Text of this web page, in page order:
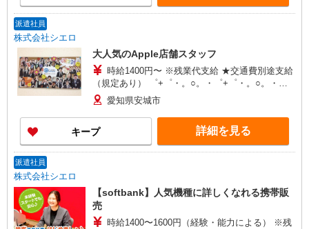
派遣社員
株式会社シエロ
大人気のApple店舗スタッフ
時給1400円〜 ※残業代支給 ★交通費別途支給
（規定あり） ゜+゜・。○。・゜+゜・。○。・゜
+゜ 入社祝い金10万円支給(規定有) お友達を紹介
頂くと, インセンティブ支給(規定有) ★月2回払
い・週払い可能（規程有）★ ゜・。○。・゜
+゜・。○。・゜+゜
愛知県安城市
キープ 詳細を見る
派遣社員
株式会社シエロ
【softbank】人気機種に詳しくなれる携帯販
売
時給1400〜1600円（経験・能力による） ※残